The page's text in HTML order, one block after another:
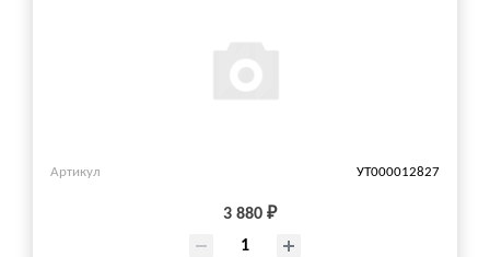
Артикул УТ000012827
3 880 ₽